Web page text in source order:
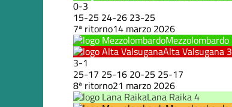
0-3
15-25 24-26 23-25
7ª ritorno14 marzo 2026
Mezzolombardo
Alta Valsugana 3
3-1
25-17 25-16 20-25 25-17
8ª ritorno21 marzo 2026
Lana Raika4